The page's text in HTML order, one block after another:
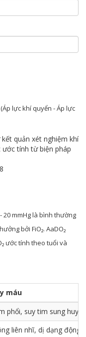
(Áp lực khí quyển - Áp lực
kết quản xét nghiệm khí
ước tính từ biện pháp
20 mmHg là bình thường
bởi FiO₂. AaDO₂
ước tính theo tuổi và
máu
phổi, suy tim sung
liên nhĩ, dị dạng động-